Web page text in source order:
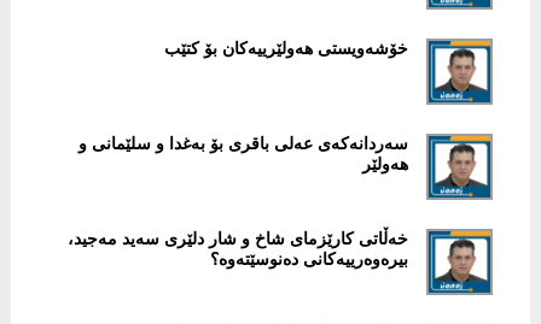
خۆشەویستى هەولێرییەکان بۆ کتێب
سەردانەكەی عەلی باقری بۆ بەغدا و سلێمانی و
هەولێر
خەڵاتى کارێزماى شاخ و شار دلێرى سەید مەجید،
بیرەوەرییەکانى دەنوسێتەوە؟